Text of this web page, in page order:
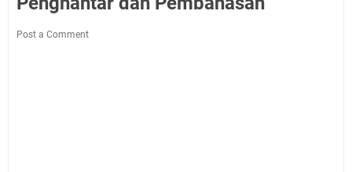
Post a Comment